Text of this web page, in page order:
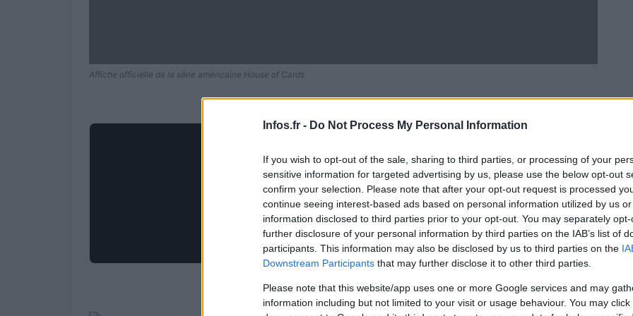
Infos.fr - Do Not Process My Personal Information
If you wish to opt-out of the sale, sharing to third parties, or processing of your
sensitive information for targeted advertising by us, please use the below opt-out
confirm your selection. Please note that after your opt-out request is processed
continue seeing interest-based ads based on personal information utilized by us
information disclosed to third parties prior to your opt-out. You may separately
further disclosure of your personal information by third parties on the IAB’s list of
participants. This information may also be disclosed by us to third parties on the
Downstream Participants that may further disclose it to other third parties.
Please note that this website/app uses one or more Google services and may
information including but not limited to your visit or usage behaviour. You may
Affiche officielle de la série américaine House of Cards
La plateforme américaine Netflix a annoncé avoir commander une
troisième saison de la sérieHouse of Cards.